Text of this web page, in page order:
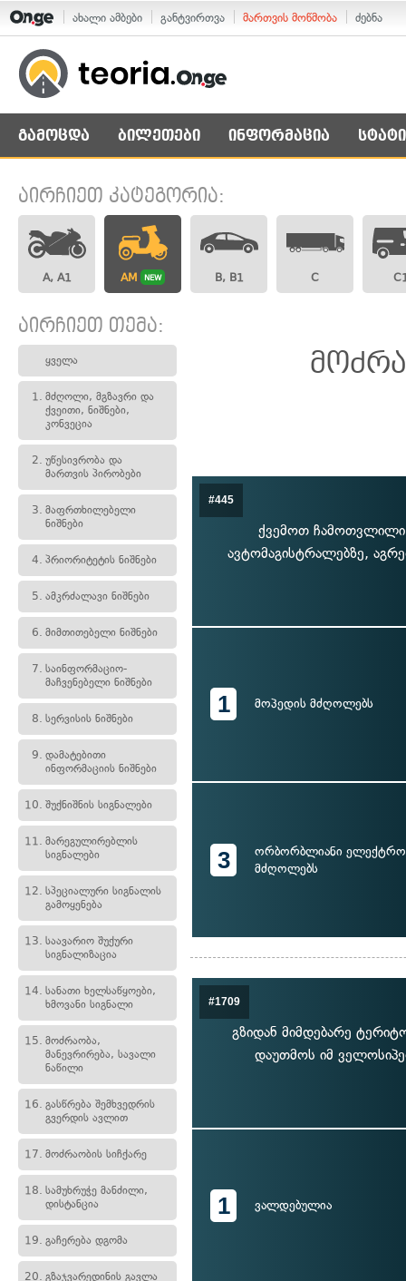
ახალი ამბები განტვირთვა მართვის მოწმობა ძებნა
გამოცდა ბილეთები ინფორმაცია
აირჩიეთ კატეგორია:
A, A1 AM NEW B, B1 C
აირჩიეთ თემა:
ყველა
1. მძღოლი, მგზავრი და
ქვეითი, ნიშნები,
კონვეცია
2. უწესივრობა და
მართვის პირობები
3. მაფრთხილებელი
ნიშნები
4. პრიორიტეტის ნიშნები
5. ამკრძალავი ნიშნები
6. მიმთითებელი ნიშნები
7. საინფორმაციო-
მაჩვენებელი ნიშნები
8. სერვისის ნიშნები
9. დამატებითი
ინფორმაციის ნიშნები
10. შუქნიშნის სიგნალები
11. მარეგულირებლის
სიგნალები
12. სპეციალური სიგნალის
გამოყენება
13. საავარიო შუქური
სიგნალიზაცია
14. სანათი ხელსაწყოები,
ხმოვანი სიგნალი
15. მოძრაობა,
მანევრირება, სავალი
ნაწილი
16. გასწრება შემხვედრის
გვერდის ავლით
17. მოძრაობის სიჩქარე
18. სამუხრუჭე მანძილი,
დისტანცია
19. გაჩერება დგომა
20. გზაჯვარედინის გავლა
#445
ქვემოთ
ავტომაგისტრალებზე,
1 მოპედის მძღოლებს
3
ორბორბლიანი
მძღოლებს
#1709
გზიდან მიმდებარე
დაუთმოს იმ
1 ვალდებულია